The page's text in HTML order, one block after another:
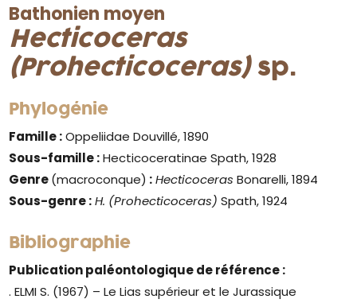
Bathonien moyen
Hecticoceras
(Prohecticoceras)sp.
Phylogénie
Famille :Oppeliidae Douvillé, 1890
Sous-famille :Hecticoceratinae Spath, 1928
Genre(macroconque) : Hecticoceras Bonarelli, 1894
Sous-genre : H. (Prohecticoceras)Spath, 1924
Bibliographie
Publication paléontologique de référence :
. ELMI S. (1967) – Le Lias supérieur et le Jurassique